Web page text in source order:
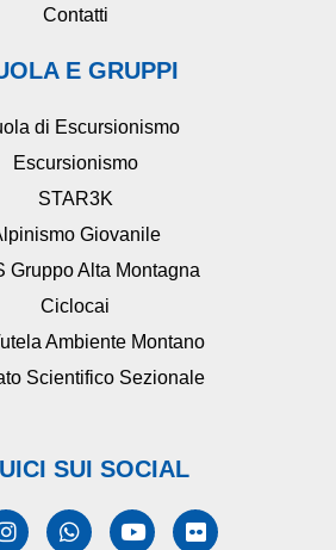
Contatti
E GRUPPI
di Escursionismo
Escursionismo
STAR3K
Giovanile
Gruppo Alta Montagna
Ciclocai
Ambiente Montano
Scientifico Sezionale
SUI SOCIAL